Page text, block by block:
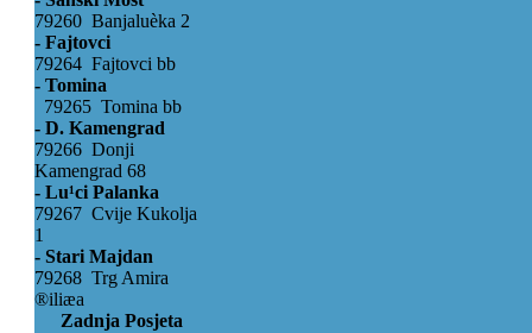
79260 Banjaluèka 2
- Fajtovci
79264 Fajtovci bb
- Tomina
79265 Tomina bb
- D. Kamengrad
79266 Donji
Kamengrad 68
- Lu¹ci Palanka
79267 Cvije Kukolja
1
- Stari Majdan
79268 Trg Amira
®iliæa
Zadnja Posjeta